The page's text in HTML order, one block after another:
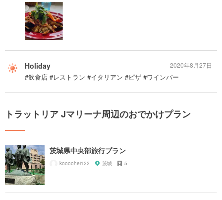
Holiday
#飲食店 #レストラン #イタリアン #ピザ #ワインバー
2020年8月27日
トラットリア Jマリーナ周辺のおでかけプラン
茨城県中央部旅行プラン
koooohei122 茨城 5